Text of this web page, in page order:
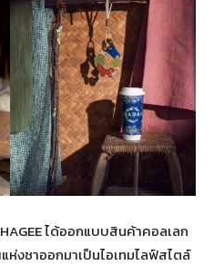
ได้ออกแบบสินค้าคอลเลก
ชาออกมาเป็นไอเทมไลฟ์สไตล์